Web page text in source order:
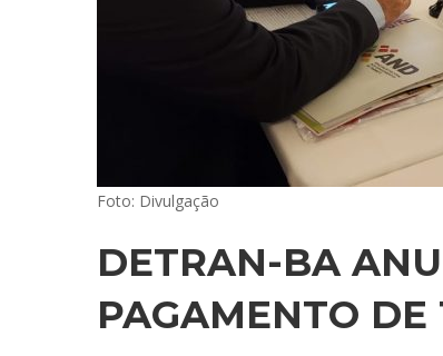
Foto: Divulgação
DETRAN-BA
PAGAMENTO DE